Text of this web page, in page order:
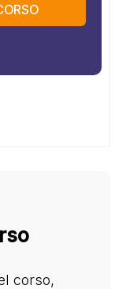
corso,